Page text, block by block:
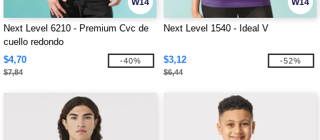
W14
Next Level 6210 - Premium Cvc de
cuello redondo
$4,70
$7,84
-40%
W14
Next Level 1540 - Ideal V
$3,12
$6,44
-52%